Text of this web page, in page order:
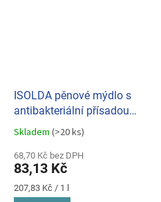
ISOLDA pěnové mýdlo s
antibakteriální přísadou
400ml
Průměrné
produktu
je
5,0
Skladem (>20 ks)
68,70 Kč bez DPH
83,13 Kč
Měrná
cena:
207,83 Kč / 1 l